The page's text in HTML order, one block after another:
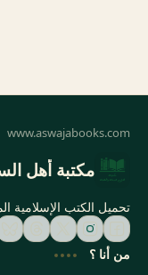
مكتبة أهل
تحميل الكتب الإسلامية
من أنا ؟